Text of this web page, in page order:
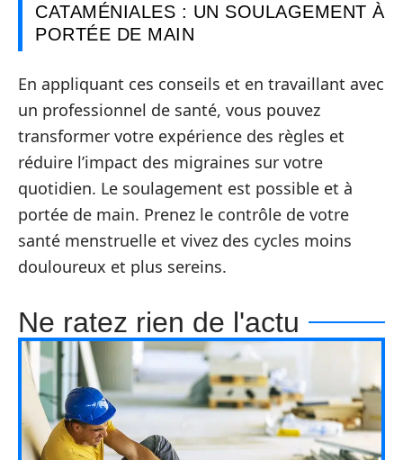
CATAMÉNIALES : UN SOULAGEMENT À
PORTÉE DE MAIN
En appliquant ces conseils et en travaillant avec
un professionnel de santé, vous pouvez
transformer votre expérience des règles et
réduire l’impact des migraines sur votre
quotidien. Le soulagement est possible et à
portée de main. Prenez le contrôle de votre
santé menstruelle et vivez des cycles moins
douloureux et plus sereins.
Ne ratez rien de l'actu